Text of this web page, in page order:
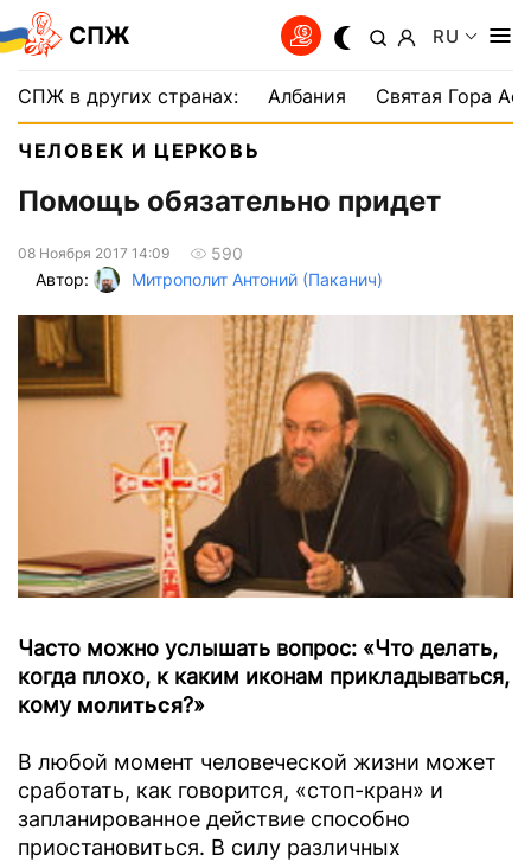
СПЖ RU
СПЖ в других странах: Албания Святая Гора
ЧЕЛОВЕК И ЦЕРКОВЬ
Помощь обязательно придет
08 Ноября 2017 14:09
590
Автор:
Митрополит Антоний (Паканич)
Часто можно услышать вопрос: «Что делать,
когда плохо, к каким иконам прикладываться,
кому молиться?»
В любой момент человеческой жизни может
сработать, как говорится, «стоп-кран» и
запланированное действие способно
приостановиться. В силу различных